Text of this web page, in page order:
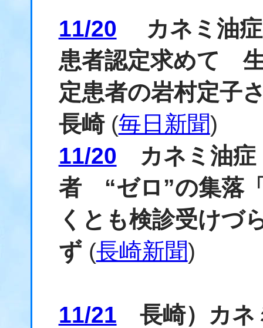
11/20 カネミ油
患者認定求めて
定患者の岩村定子
長崎(毎日新聞)
11/20 カネミ油症
者 “ゼロ”の集落
くとも検診受け
ず (長崎新聞)
11/21 長崎）カネ